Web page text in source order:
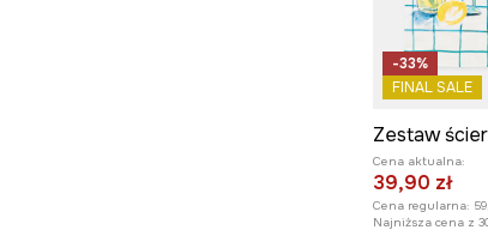
-33%
FINAL SALE
Cena aktualna:
39,90 zł
Cena regularna:
Najniższa cena z